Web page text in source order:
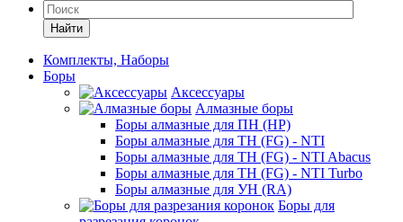
Найти
Комплекты, Наборы
Боры
Аксессуары
Алмазные боры
Боры алмазные для ПН (HP)
Боры алмазные для ТН (FG) - NTI
Боры алмазные для ТН (FG) - NTI Abacus
Боры алмазные для ТН (FG) - NTI Turbo
Боры алмазные для УН (RA)
Боры для